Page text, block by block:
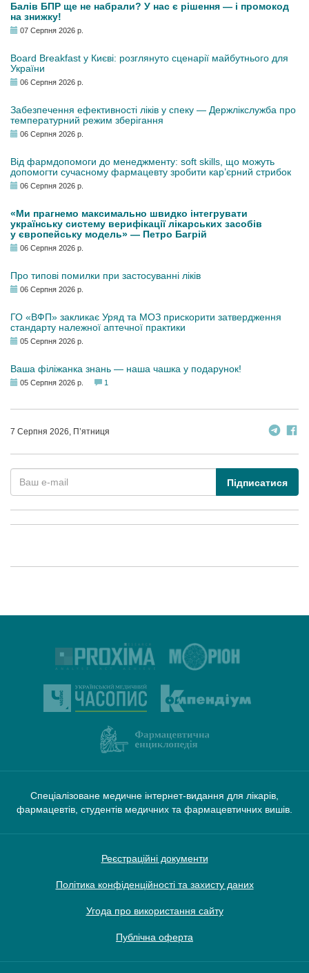
Балів БПР ще не набрали? У нас є рішення — і промокод
на знижку!
07 Серпня 2026 р.
Board Breakfast у Києві: розглянуто сценарії майбутнього для
України
06 Серпня 2026 р.
Забезпечення ефективності ліків у спеку — Держлікслужба про
температурний режим зберігання
06 Серпня 2026 р.
Від фармдопомоги до менеджменту: soft skills, що можуть
допомогти сучасному фармацевту зробити кар’єрний стрибок
06 Серпня 2026 р.
«Ми прагнемо максимально швидко інтегрувати
українську систему верифікації лікарських засобів
у європейську модель» — Петро Багрій
06 Серпня 2026 р.
Про типові помилки при застосуванні ліків
06 Серпня 2026 р.
ГО «ВФП» закликає Уряд та МОЗ прискорити затвердження
стандарту належної аптечної практики
05 Серпня 2026 р.
Ваша філіжанка знань — наша чашка у подарунок!
05 Серпня 2026 р. 1
7 Серпня 2026, П’ятниця
Підписатися
Спеціалізоване медичне інтернет-видання для лікарів,
фармацевтів, студентів медичних та фармацевтичних вишів.
Реєстраційні документи
Політика конфіденційності та захисту даних
Угода про використання сайту
Публічна оферта